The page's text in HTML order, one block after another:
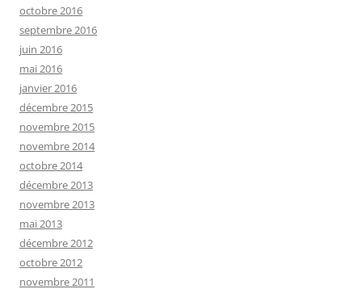
octobre 2016
septembre 2016
juin 2016
mai 2016
janvier 2016
décembre 2015
novembre 2015
novembre 2014
octobre 2014
décembre 2013
novembre 2013
mai 2013
décembre 2012
octobre 2012
novembre 2011